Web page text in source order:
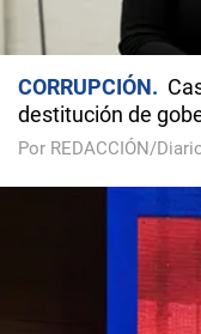
CORRUPCIÓN
destitución de
Por REDACCIÓN/